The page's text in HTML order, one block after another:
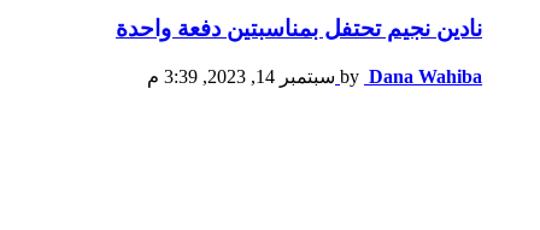
نادين نجيم تحتفل بمناسبتين دفعة واحدة
by Dana Wahiba سبتمبر 14, 2023, 3:39 م